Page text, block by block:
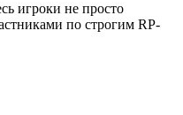
игроки не просто
по строгим RP-